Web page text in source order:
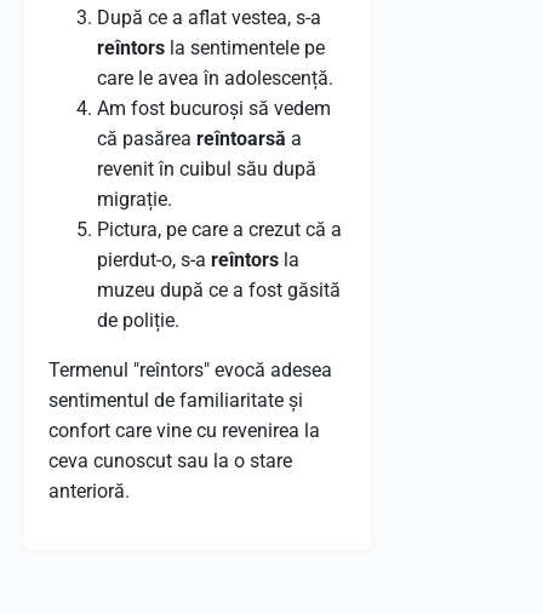
După ce a aflat vestea, s-a
reîntors la sentimentele pe
care le avea în adolescență.
Am fost bucuroși să vedem
că pasărea reîntoarsă a
revenit în cuibul său după
migrație.
Pictura, pe care a crezut că a
pierdut-o, s-a reîntors la
muzeu după ce a fost găsită
de poliție.
Termenul "reîntors" evocă adesea
sentimentul de familiaritate și
confort care vine cu revenirea la
ceva cunoscut sau la o stare
anterioră.